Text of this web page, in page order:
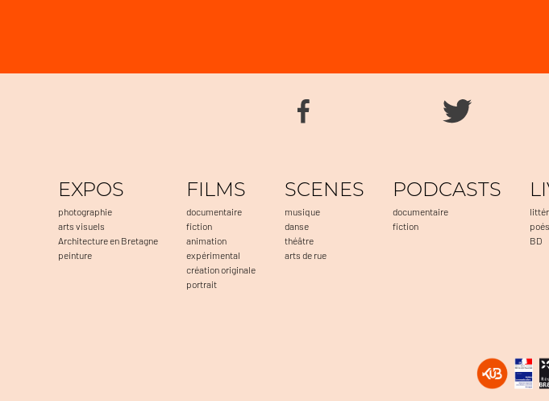
EXPOS
photographie
arts visuels
Architecture en Bretagne
peinture
FILMS
documentaire
fiction
animation
expérimental
création originale
portrait
SCENES
musique
danse
théâtre
arts de rue
PODCASTS
documentaire
fiction
BD